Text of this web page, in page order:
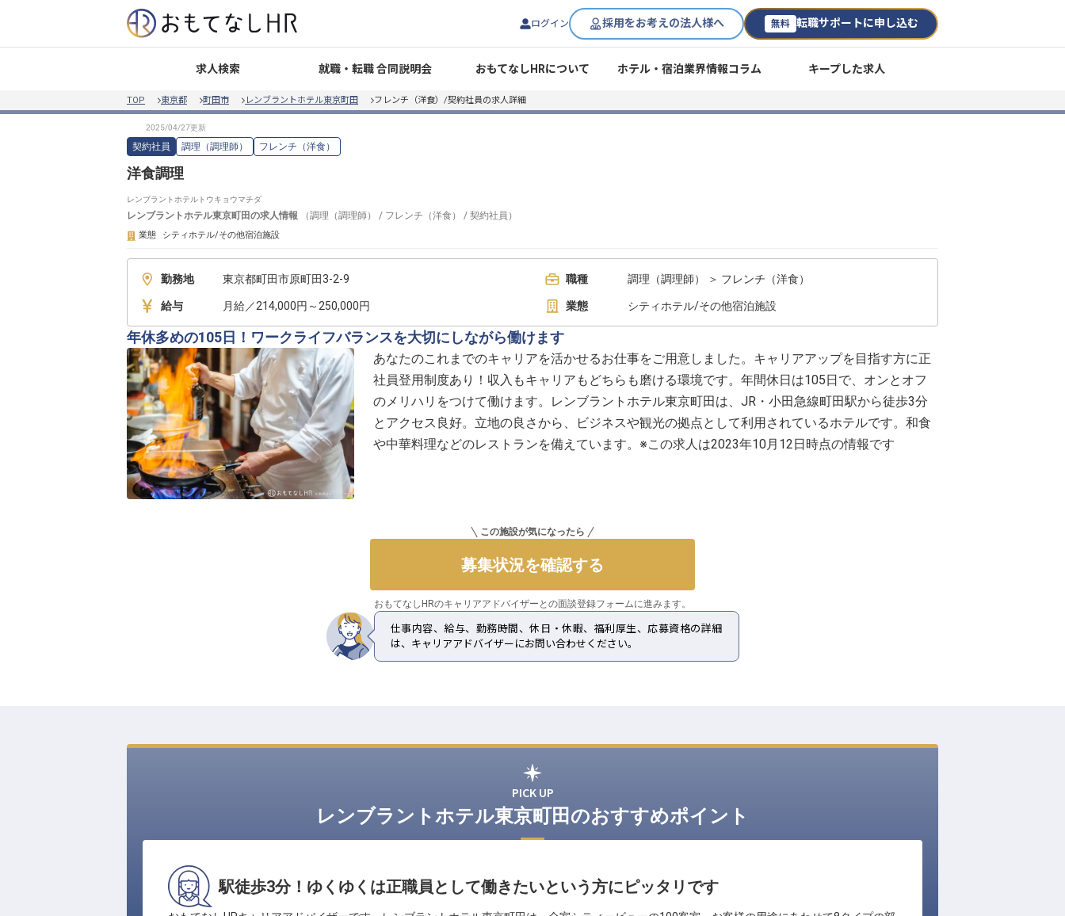
ログイン 採用をお考えの法人様へ 無料 転職サポートに申し込む
求人検索 就職・転職 合同説明会 おもてなしHRについて ホテル・宿泊業界情報コラム キープした求人
TOP 東京都 町田市 レンブラントホテル東京町田 フレンチ（洋食）/契約社員の求人詳細
契約社員 調理（調理師） フレンチ（洋食）
洋食調理
レンブラントホテルトウキョウマチダ
レンブラントホテル東京町田の求人情報 （調理（調理師） / フレンチ（洋食） / 契約社員 ）
業態 シティホテル/その他宿泊施設
勤務地 東京都町田市原町田3-2-9 職種 調理（調理師） ＞ フレンチ（洋食）
給与 月給／214,000円～250,000円 業態 シティホテル/その他宿泊施設
年休多めの105日！ワークライフバランスを大切にしながら働けます
あなたのこれまでのキャリアを活かせるお仕事をご用意しました。キャリアアップを目指す方に正
社員登用制度あり！収入もキャリアもどちらも磨ける環境です。年間休日は105日で、オンとオフ
のメリハリをつけて働けます。レンブラントホテル東京町田は、JR・小田急線町田駅から徒歩3分
とアクセス良好。立地の良さから、ビジネスや観光の拠点として利用されているホテルです。和食
や中華料理などのレストランを備えています。※この求人は2023年10月12日時点の情報です
この施設が気になったら
募集状況を確認する
おもてなしHRのキャリアアドバイザーとの面談登録フォームに進みます。
仕事内容、給与、勤務時間、休日・休暇、福利厚生、応募資格の詳細
は、キャリアアドバイザーにお問い合わせください。
PICK UP
レンブラントホテル東京町田のおすすめポイント
駅徒歩3分！ゆくゆくは正職員として働きたいという方にピッタリです